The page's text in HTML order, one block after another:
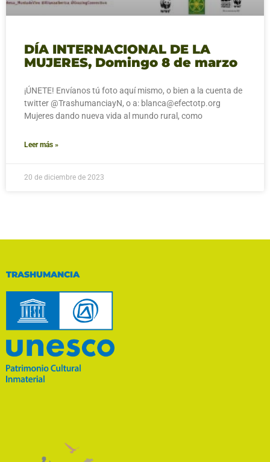
DÍA INTERNACIONAL DE LA
MUJERES, Domingo 8 de marzo
¡ÚNETE! Envíanos tú foto aquí mismo, o bien a la cuenta de
twitter @TrashumanciayN, o a: blanca@efectotp.org
Mujeres dando nueva vida al mundo rural, como
Leer más »
20 de diciembre de 2023
TRASHUMANCIA